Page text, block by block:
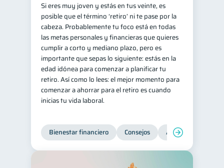
información financiera 1
Si eres muy joven y estás en tus veinte, es
posible que el término ‘retiro’ ni te pase por la
cabeza. Probablemente tu foco está en todas
las metas personales y financieras que quieres
cumplir a corto y mediano plazo, pero es
importante que sepas lo siguiente: estás en la
edad idónea para comenzar a planificar tu
retiro. Así como lo lees: el mejor momento para
comenzar a ahorrar para el retiro es cuando
inicias tu vida laboral.
Bienestar financiero Consejos Ahorro